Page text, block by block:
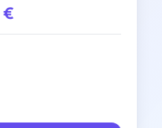
€